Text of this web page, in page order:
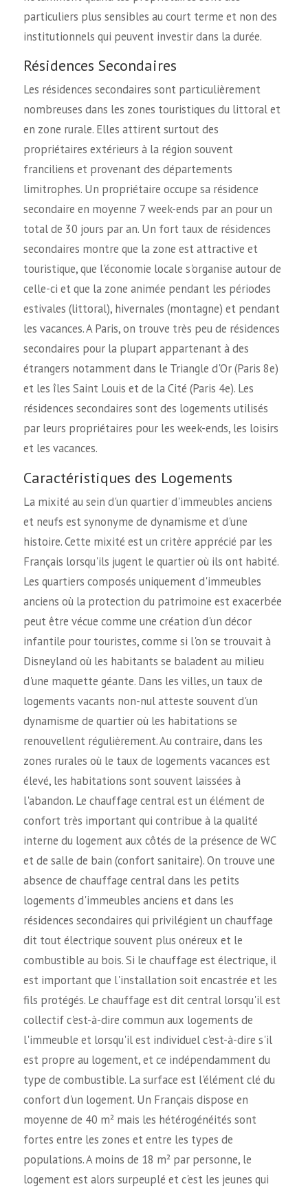
particuliers plus sensibles au court terme et non des
institutionnels qui peuvent investir dans la durée.
Résidences Secondaires
Les résidences secondaires sont particulièrement
nombreuses dans les zones touristiques du littoral et
en zone rurale. Elles attirent surtout des
propriétaires extérieurs à la région souvent
franciliens et provenant des départements
limitrophes. Un propriétaire occupe sa résidence
secondaire en moyenne 7 week-ends par an pour un
total de 30 jours par an. Un fort taux de résidences
secondaires montre que la zone est attractive et
touristique, que l'économie locale s'organise autour de
celle-ci et que la zone animée pendant les périodes
estivales (littoral), hivernales (montagne) et pendant
les vacances. A Paris, on trouve très peu de résidences
secondaires pour la plupart appartenant à des
étrangers notamment dans le Triangle d'Or (Paris 8e)
et les îles Saint Louis et de la Cité (Paris 4e). Les
résidences secondaires sont des logements utilisés
par leurs propriétaires pour les week-ends, les loisirs
et les vacances.
Caractéristiques des Logements
La mixité au sein d'un quartier d'immeubles anciens
et neufs est synonyme de dynamisme et d'une
histoire. Cette mixité est un critère apprécié par les
Français lorsqu'ils jugent le quartier où ils ont habité.
Les quartiers composés uniquement d'immeubles
anciens où la protection du patrimoine est exacerbée
peut être vécue comme une création d'un décor
infantile pour touristes, comme si l'on se trouvait à
Disneyland où les habitants se baladent au milieu
d'une maquette géante. Dans les villes, un taux de
logements vacants non-nul atteste souvent d'un
dynamisme de quartier où les habitations se
renouvellent régulièrement. Au contraire, dans les
zones rurales où le taux de logements vacances est
élevé, les habitations sont souvent laissées à
l'abandon. Le chauffage central est un élément de
confort très important qui contribue à la qualité
interne du logement aux côtés de la présence de WC
et de salle de bain (confort sanitaire). On trouve une
absence de chauffage central dans les petits
logements d'immeubles anciens et dans les
résidences secondaires qui privilégient un chauffage
dit tout électrique souvent plus onéreux et le
combustible au bois. Si le chauffage est électrique, il
est important que l'installation soit encastrée et les
fils protégés. Le chauffage est dit central lorsqu'il est
collectif c'est-à-dire commun aux logements de
l'immeuble et lorsqu'il est individuel c'est-à-dire s'il
est propre au logement, et ce indépendamment du
type de combustible. La surface est l'élément clé du
confort d'un logement. Un Français dispose en
moyenne de 40 m² mais les hétérogénéités sont
fortes entre les zones et entre les types de
populations. A moins de 18 m² par personne, le
logement est alors surpeuplé et c'est les jeunes qui